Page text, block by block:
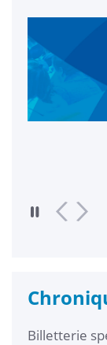
Croisière
Billetterie